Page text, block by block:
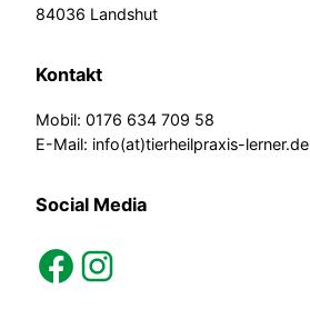
84036 Landshut
Kontakt
Mobil: 0176 634 709 58
E-Mail: info(at)tierheilpraxis-lerner.de
Social Media
facebook instagram